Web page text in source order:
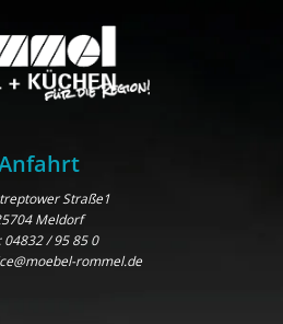
Straße1
Meldorf
04832 / 95 85 0
rommel.de